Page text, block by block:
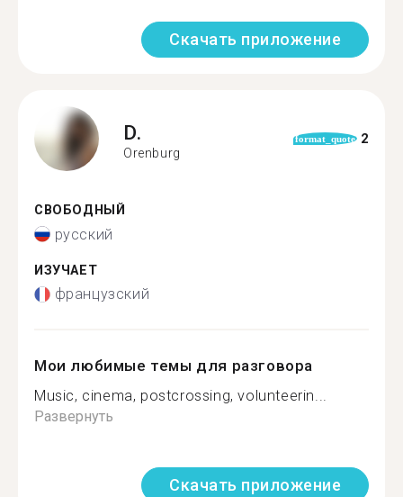
Скачать приложение
D.
Orenburg
format_quote 2
СВОБОДНЫЙ
русский
ИЗУЧАЕТ
французский
Мои любимые темы для разговора
Music, cinema, postcrossing, volunteerin...
Развернуть
Скачать приложение